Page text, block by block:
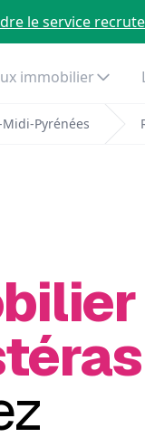
le service
immobilier
Pyrénées